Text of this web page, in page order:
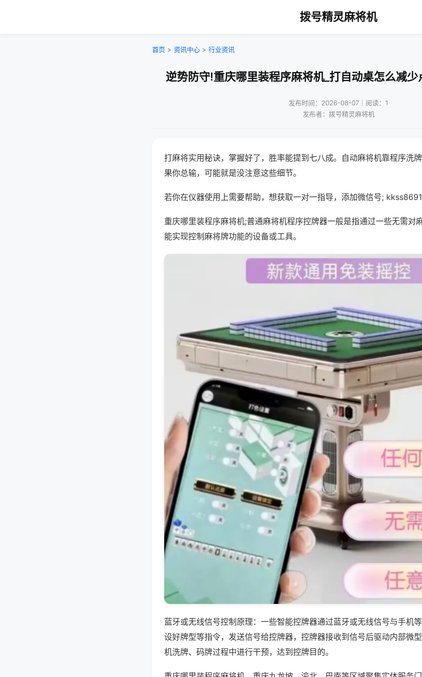
拨号精灵麻将机
首页 > 资讯中心 > 行业资讯
逆势防守!重庆哪里装程序麻将机_打自动桌怎么减
发布时间：2026-08-07｜阅读：1
发布者：拨号精灵麻将机
打麻将实用秘诀，掌握好了，胜率能提到七八成。自动麻将机靠程序洗
果你总输，可能就是没注意这些细节。
若你在仪器使用上需要帮助，想获取一对一指导，添加微信号; kkss8691
重庆哪里装程序麻将机;普通麻将机程序控牌器一般是指通过一些无需对
能实现控制麻将牌功能的设备或工具。
蓝牙或无线信号控制原理：一些智能控牌器通过蓝牙或无线信号与手机
设好牌型等指令，发送信号给控牌器，控牌器接收到信号后驱动内部微
机洗牌、码牌过程中进行干预，达到控牌目的。